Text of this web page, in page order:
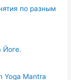
по разным
Йоге.
Yoga Mantra